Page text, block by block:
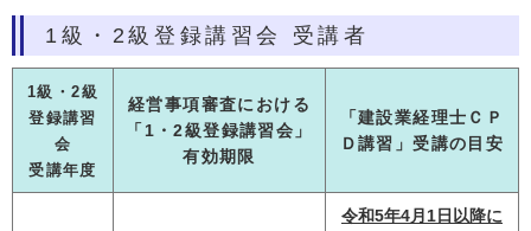
1級・2級登録講習会 受講者
1級・2級
登録講習
会
受講年度
経営事項審査における
「1・2級登録講習会」
有効期限
「建設業経理士ＣＰ
Ｄ講習」受講の目安
令和5年4月1日以降に